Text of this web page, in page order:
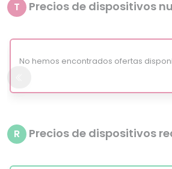
T Precios de dispositivos
No hemos encontrados ofertas
R Precios de dispositivos